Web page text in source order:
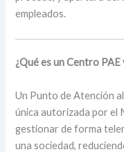
empleados.
¿Qué es un Centro PAE
Un Punto de Atención
única autorizada por el
gestionar de forma
una sociedad,